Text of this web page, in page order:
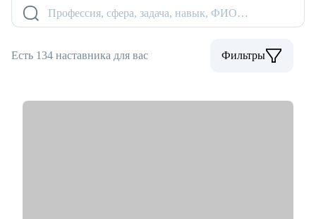
Профессия, сфера, задача, навык, ФИО…
Есть 134 наставника для вас Фильтры